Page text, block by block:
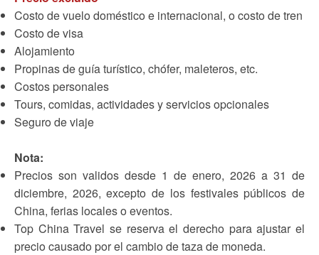
Costo de vuelo doméstico e internacional, o costo de tren
Costo de visa
Alojamiento
Propinas de guía turístico, chófer, maleteros, etc.
Costos personales
Tours, comidas, actividades y servicios opcionales
Seguro de viaje
Nota:
Precios son validos desde 1 de enero, 2026 a 31 de
diciembre, 2026, excepto de los festivales públicos de
China, ferias locales o eventos.
Top China Travel se reserva el derecho para ajustar el
precio causado por el cambio de taza de moneda.